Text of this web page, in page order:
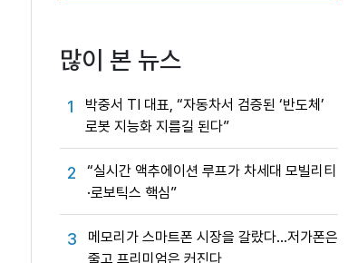
많이 본 뉴스
1
박중서 TI 대표, “자동차서 검증된 ‘반도체’
로봇 지능화 지름길 된다”
2
“실시간 액추에이션 루프가 차세대 모빌리티
·로보틱스 핵심”
3
메모리가 스마트폰 시장을 갈랐다…저가폰은
줄고 프리미엄은 커진다